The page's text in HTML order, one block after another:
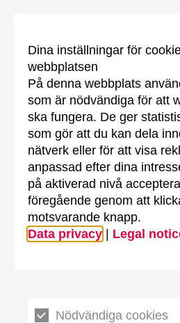
Dina inställningar för
webbplatsen
På denna webbplats
som är nödvändiga för att
ska fungera. De ger
som gör att du kan dela
nätverk eller för att visa
anpassad efter dina
på aktiverad nivå
föregående genom att
motsvarande knapp.
Data privacy
Legal
Nödvändiga cookies